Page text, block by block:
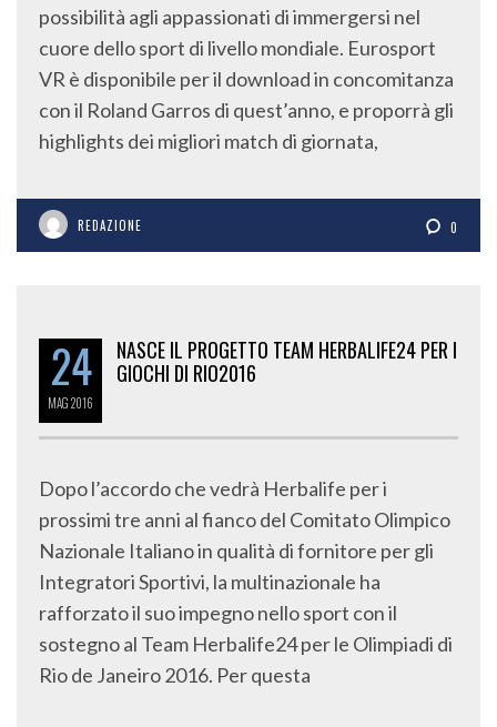
possibilità agli appassionati di immergersi nel
cuore dello sport di livello mondiale. Eurosport
VR è disponibile per il download in concomitanza
con il Roland Garros di quest’anno, e proporrà gli
highlights dei migliori match di giornata,
REDAZIONE 0
24
MAG2016
NASCE IL PROGETTO TEAM HERBALIFE24 PER I
GIOCHI DI RIO2016
Dopo l’accordo che vedrà Herbalife per i
prossimi tre anni al fianco del Comitato Olimpico
Nazionale Italiano in qualità di fornitore per gli
Integratori Sportivi, la multinazionale ha
rafforzato il suo impegno nello sport con il
sostegno al Team Herbalife24 per le Olimpiadi di
Rio de Janeiro 2016. Per questa